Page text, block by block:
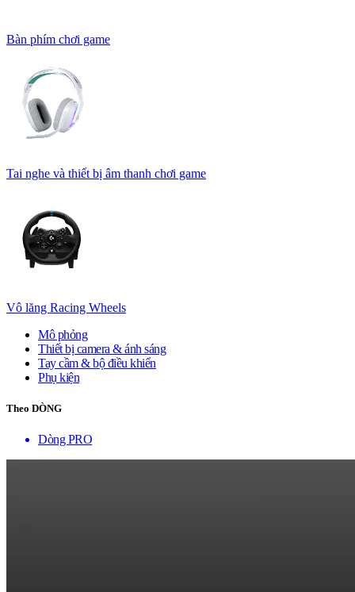
Bàn phím chơi game
Tai nghe và thiết bị âm thanh chơi game
Vô lăng Racing Wheels
Mô phỏng
Thiết bị camera & ánh sáng
Tay cầm & bộ điều khiển
Phụ kiện
Theo DÒNG
Dòng PRO